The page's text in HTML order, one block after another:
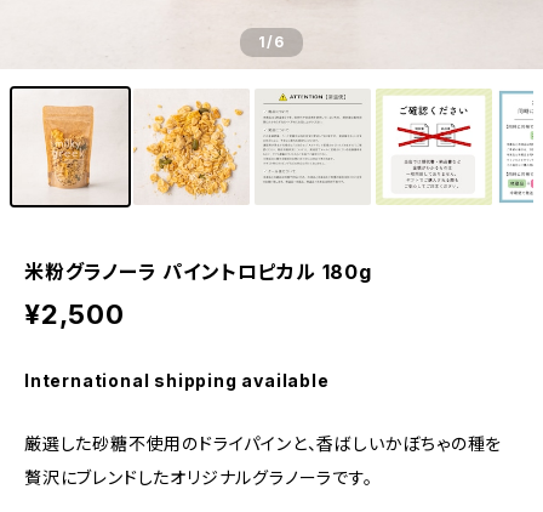
1/6
米粉グラノーラ パイントロピカル 180g
¥2,500
International shipping available
厳選した砂糖不使用のドライパインと、香ばしいかぼちゃの種を
贅沢にブレンドしたオリジナルグラノーラです。